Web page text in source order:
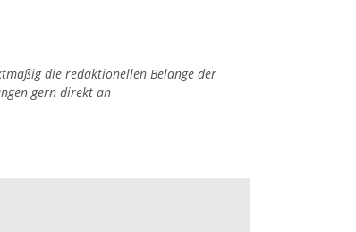
die redaktionellen Belange der
gern direkt an